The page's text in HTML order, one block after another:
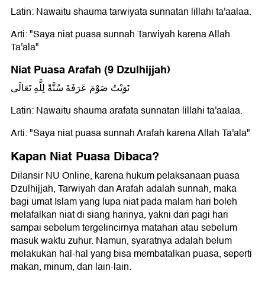
Latin: Nawaitu shauma tarwiyata sunnatan lillahi ta'aalaa.
Arti: "Saya niat puasa sunnah Tarwiyah karena Allah
Ta'ala"
Niat Puasa Arafah (9 Dzulhijjah)
نَوَيْتُ صَوْمَ عَرَفَةَ سُنَّةً لِلَّهِ تَعَالَى
Latin: Nawaitu shauma arafata sunnatan lillahi ta'aalaa.
Arti: "Saya niat puasa sunnah Arafah karena Allah Ta'ala"
Kapan Niat Puasa Dibaca?
Dilansir NU Online, karena hukum pelaksanaan puasa
Dzulhijjah, Tarwiyah dan Arafah adalah sunnah, maka
bagi umat Islam yang lupa niat pada malam hari boleh
melafalkan niat di siang harinya, yakni dari pagi hari
sampai sebelum tergelincirnya matahari atau sebelum
masuk waktu zuhur. Namun, syaratnya adalah belum
melakukan hal-hal yang bisa membatalkan puasa, seperti
makan, minum, dan lain-lain.